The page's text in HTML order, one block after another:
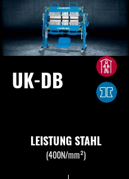
UK-DB
LEISTUNG STAHL
(400N/mm²)